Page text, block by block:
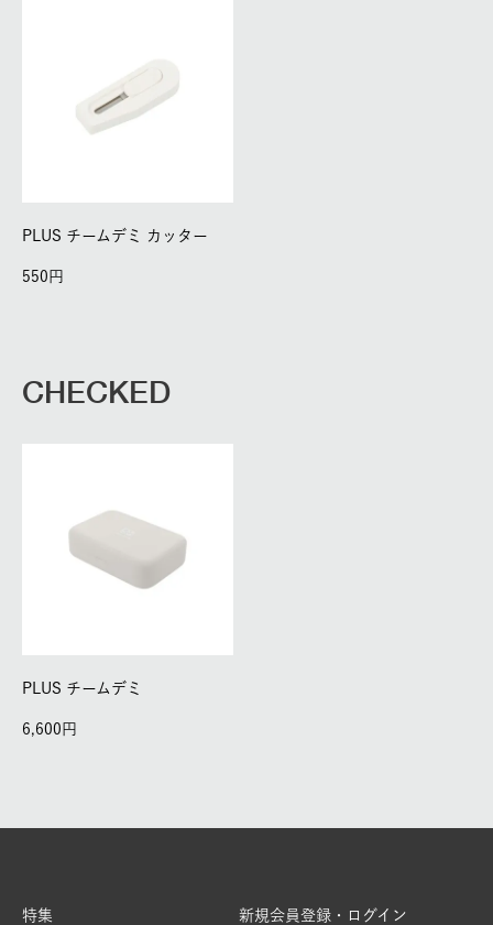
PLUS チームデミ カッター
550
CHECKED
PLUS チームデミ
6,600
特集 新規会員登録・ログイン